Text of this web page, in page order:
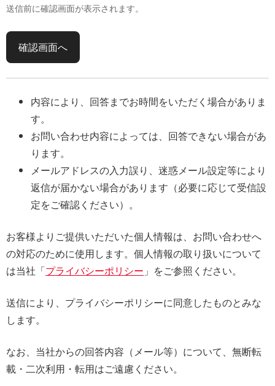
送信前に確認画面が表示されます。
確認画面へ
内容により、回答までお時間をいただく場合がありま
す。
お問い合わせ内容によっては、回答できない場合があ
ります。
メールアドレスの入力誤り、迷惑メール設定等により
返信が届かない場合があります（必要に応じて受信設
定をご確認ください）。
お客様よりご提供いただいた個人情報は、お問い合わせへ
の対応のために使用します。個人情報の取り扱いについて
は当社「プライバシーポリシー 」をご参照ください。
送信により、プライバシーポリシーに同意したものとみな
します。
なお、当社からの回答内容（メール等）について、無断転
載・二次利用・転用はご遠慮ください。